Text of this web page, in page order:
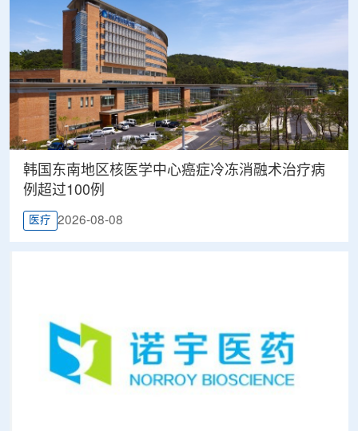
韩国东南地区核医学中心癌症冷冻消融术治疗病
例超过100例
医疗 2026-08-08